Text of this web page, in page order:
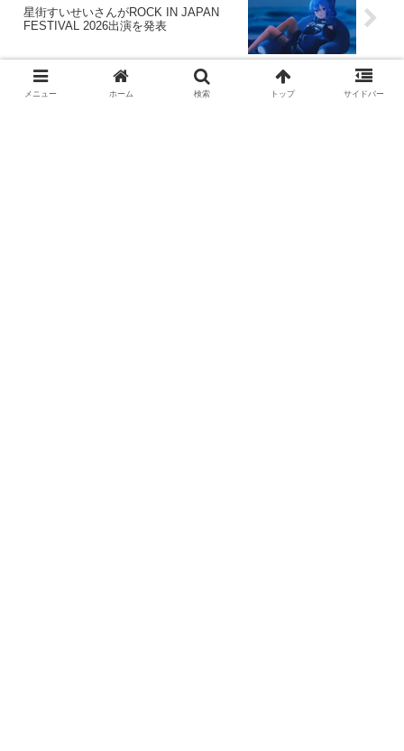
星街すいせいさんがROCK IN JAPAN
FESTIVAL 2026出演を発表
メニュー ホーム 検索 トップ サイドバー